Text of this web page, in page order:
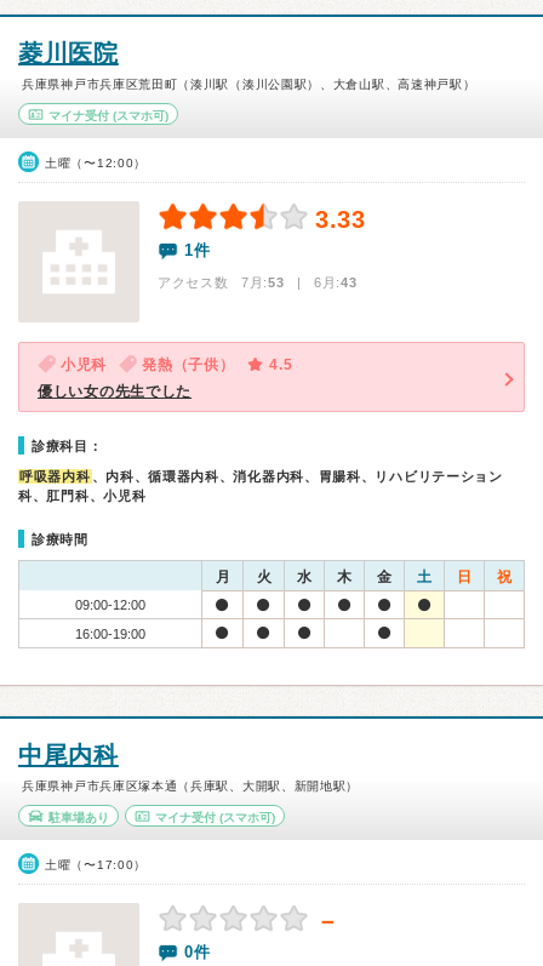
菱川医院
兵庫県神戸市兵庫区荒田町（湊川駅（湊川公園駅）、大倉山駅、高速神戸駅）
マイナ受付 (スマホ可)
土曜（〜12:00）
3.33
1件
アクセス数 7月:53 | 6月:43
小児科 発熱（子供）
4.5
優しい女の先生でした
診療科目：
呼吸器内科 、内科、循環器内科、消化器内科、胃腸科、リハビリテーション
科、肛門科、小児科
診療時間
月 火 水 木 金 土 日 祝
09:00-12:00
16:00-19:00
中尾内科
兵庫県神戸市兵庫区塚本通（兵庫駅、大開駅、新開地駅）
駐車場あり マイナ受付(スマホ可)
土曜（〜17:00）
－
0件